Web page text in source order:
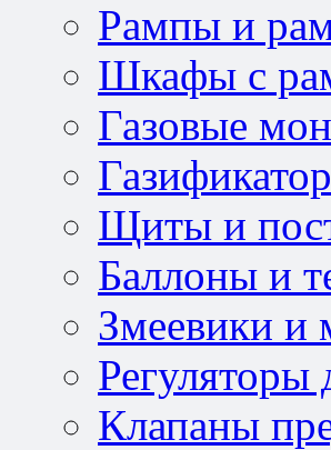
Рампы и
Шкафы с
Газовые
Щиты и
Баллоны и
Змеевики и
Регуляторы
Клапаны